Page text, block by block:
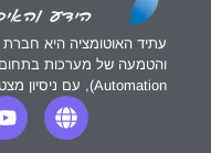
עתיד האוטומציה היא
Automation), עם ניסיון מצטבר עשיר ומספר רב של לקוחות מרוצים.